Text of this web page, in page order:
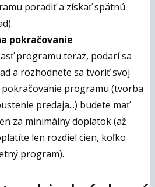
poradiť a získať spätnú
pokračovanie
programu teraz, podarí sa
a rozhodnete sa tvoriť svoj
programu (tvorba
predaja...) budete mať
za minimálny doplatok (až
len rozdiel cien, koľko
program).